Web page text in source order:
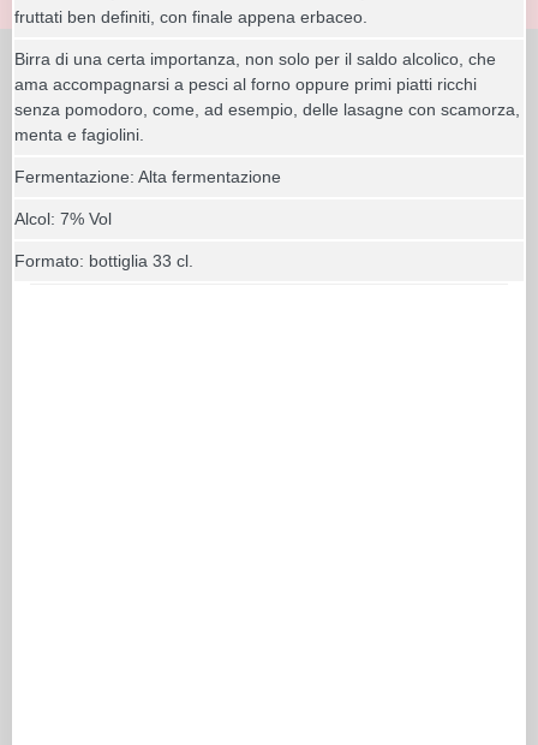
fruttati ben definiti, con finale appena erbaceo.
Birra di una certa importanza, non solo per il saldo alcolico, che
ama accompagnarsi a pesci al forno oppure primi piatti ricchi
senza pomodoro, come, ad esempio, delle lasagne con scamorza,
menta e fagiolini.
Fermentazione: Alta fermentazione
Alcol: 7% Vol
Formato: bottiglia 33 cl.